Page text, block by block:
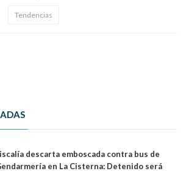
Tendencias
descarta emboscada contra bus de
en La Cisterna: Detenido será